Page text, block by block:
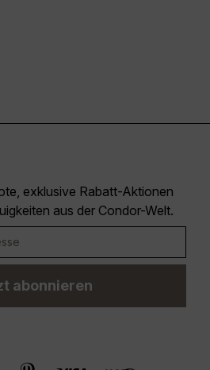
exklusive Rabatt-Aktionen
aus der Condor-Welt.
abonnieren